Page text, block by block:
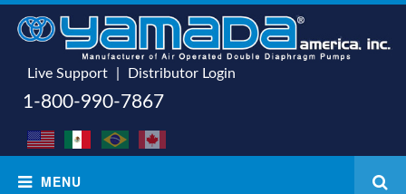
Live Support Distributor Login
1-800-990-7867